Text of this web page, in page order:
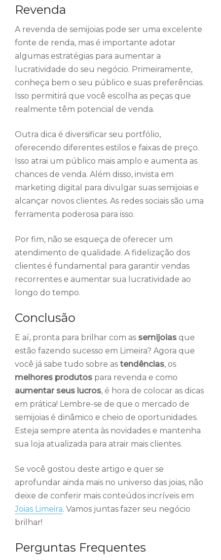
Revenda
A revenda de semijoias pode ser uma excelente
fonte de renda, mas é importante adotar
algumas estratégias para aumentar a
lucratividade do seu negócio. Primeiramente,
conheça bem o seu público e suas preferências.
Isso permitirá que você escolha as peças que
realmente têm potencial de venda.
Outra dica é diversificar seu portfólio,
oferecendo diferentes estilos e faixas de preço.
Isso atrai um público mais amplo e aumenta as
chances de venda. Além disso, invista em
marketing digital para divulgar suas semijoias e
alcançar novos clientes. As redes sociais são uma
ferramenta poderosa para isso.
Por fim, não se esqueça de oferecer um
atendimento de qualidade. A fidelização dos
clientes é fundamental para garantir vendas
recorrentes e aumentar sua lucratividade ao
longo do tempo.
Conclusão
E aí, pronta para brilhar com as semijoias que
estão fazendo sucesso em Limeira? Agora que
você já sabe tudo sobre as tendências, os
melhores produtos para revenda e como
aumentar seus lucros, é hora de colocar as dicas
em prática! Lembre-se de que o mercado de
semijoias é dinâmico e cheio de oportunidades.
Esteja sempre atenta às novidades e mantenha
sua loja atualizada para atrair mais clientes.
Se você gostou deste artigo e quer se
aprofundar ainda mais no universo das joias, não
deixe de conferir mais conteúdos incríveis em
Joias Limeira. Vamos juntas fazer seu negócio
brilhar!
Perguntas Frequentes